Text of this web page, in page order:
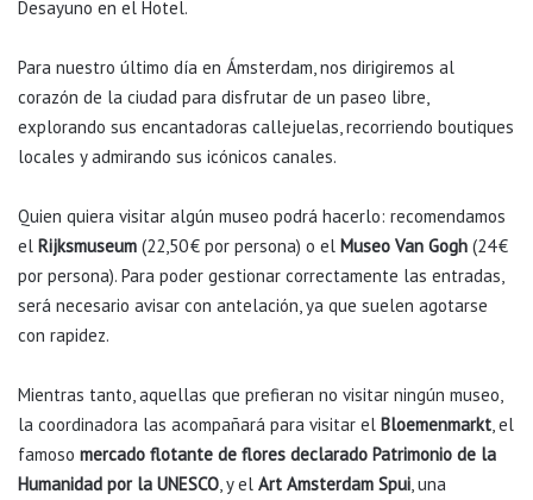
Desayuno en el Hotel.
Para nuestro último día en Ámsterdam, nos dirigiremos al
corazón de la ciudad para disfrutar de un paseo libre,
explorando sus encantadoras callejuelas, recorriendo boutiques
locales y admirando sus icónicos canales.
Quien quiera visitar algún museo podrá hacerlo: recomendamos
el Rijksmuseum (22,50 € por persona) o el Museo Van Gogh (24 €
por persona). Para poder gestionar correctamente las entradas,
será necesario avisar con antelación, ya que suelen agotarse
con rapidez.
Mientras tanto, aquellas que prefieran no visitar ningún museo,
la coordinadora las acompañará para visitar el Bloemenmarkt , el
famoso mercado flotante de flores declarado Patrimonio de la
Humanidad por la UNESCO , y el Art Amsterdam Spui , una